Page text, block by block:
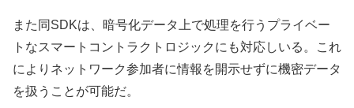
また同SDKは、暗号化データ上で処理を行うプライベー
トなスマートコントラクトロジックにも対応しいる。これ
によりネットワーク参加者に情報を開示せずに機密データ
を扱うことが可能だ。